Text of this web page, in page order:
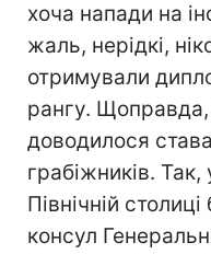
хоча напади на
жаль, нерідкі,
отримували
рангу. Щоправда,
доводилося
грабіжників.
Північній
консул